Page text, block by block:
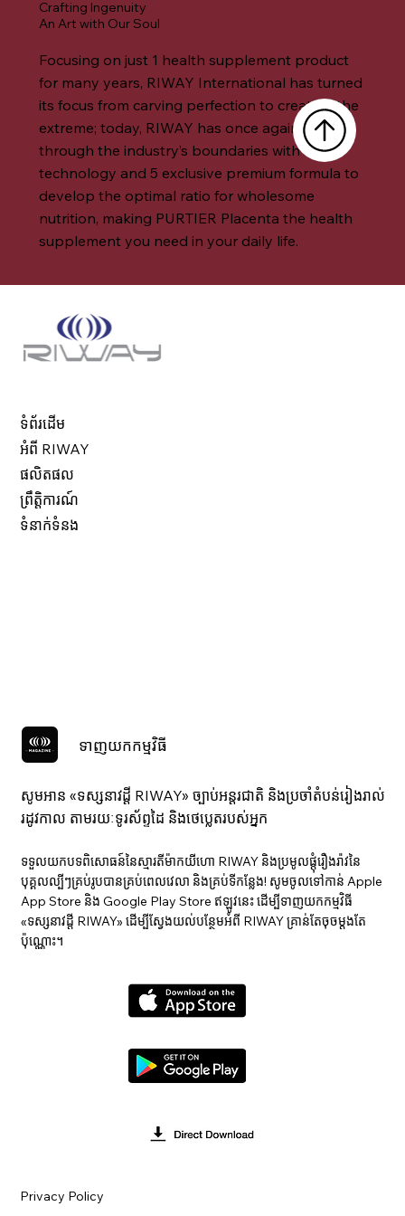
Crafting Ingenuity
An Art with Our Soul
Focusing on just 1 health supplement product
for many years, RIWAY International has turned
its focus from carving perfection to creating the
extreme; today, RIWAY has once again broken
through the industry’s boundaries with core
technology and 5 exclusive premium formula to
develop the optimal ratio for wholesome
nutrition, making PURTIER Placenta the health
supplement you need in your daily life.
ទំព័រដើម
អំពី RIWAY
ផលិតផល
ព្រឹត្តិការណ៍
ទំនាក់ទំនង
ទាញយកកម្មវិធី
សូមអាន «ទស្សនាវ​ដ្ដី RIWAY» ច្បាប់អន្តរជាតិ និងប្រចាំតំបន់រៀងរាល់
រដូវកាល តាមរយៈទូរស័ព្ទដៃ និងថេប្លេតរបស់អ្នក
ទទួលយកបទពិសោធន៍នៃស្មារតីម៉ាកយីហោ RIWAY និងប្រមូលផ្តុំរឿងរ៉ាវនៃ
បុគ្គលល្បីៗគ្រប់រូបបានគ្រប់ពេលវេលា និងគ្រប់ទីកន្លែង! សូមចូលទៅកាន់ Apple
App Store និង Google Play Store ឥឡូវនេះ ដើម្បីទាញយកកម្មវិធី
«ទស្សនាវ​ដ្ដី RIWAY» ដើម្បីស្វែងយល់បន្ថែមអំពី RIWAY គ្រាន់តែចុចម្តងតែ
ប៉ុណ្ណោះ។
Privacy Policy